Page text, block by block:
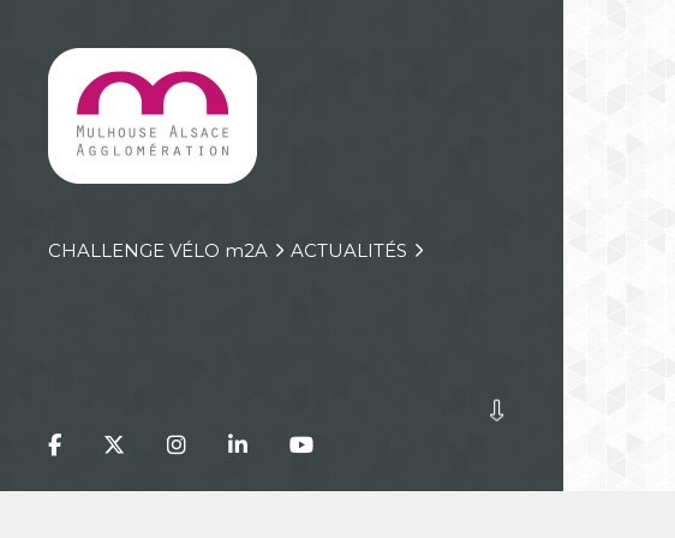
CHALLENGE VÉLO m2A ACTUALITÉS